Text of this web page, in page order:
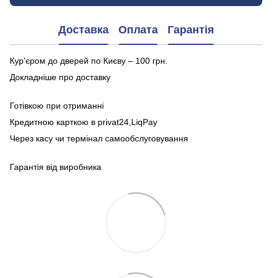
Доставка Оплата Гарантія
Кур'єром до дверей по Києву – 100 грн.
Докладніше про доставку
Готівкою при отриманні
Кредитною карткою в privat24,LiqPay
Через касу чи термінал самообслуговування
Гарантія від виробника